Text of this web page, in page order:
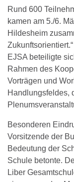
Rund 600
kamen am 5./6.
Hildesheim
EJSA beteiligte
Rahmen des
Vorträgen und
Handlungsfeldes,
Besonderen
Vorsitzende der
Bedeutung der
Schule betonte.
Liber